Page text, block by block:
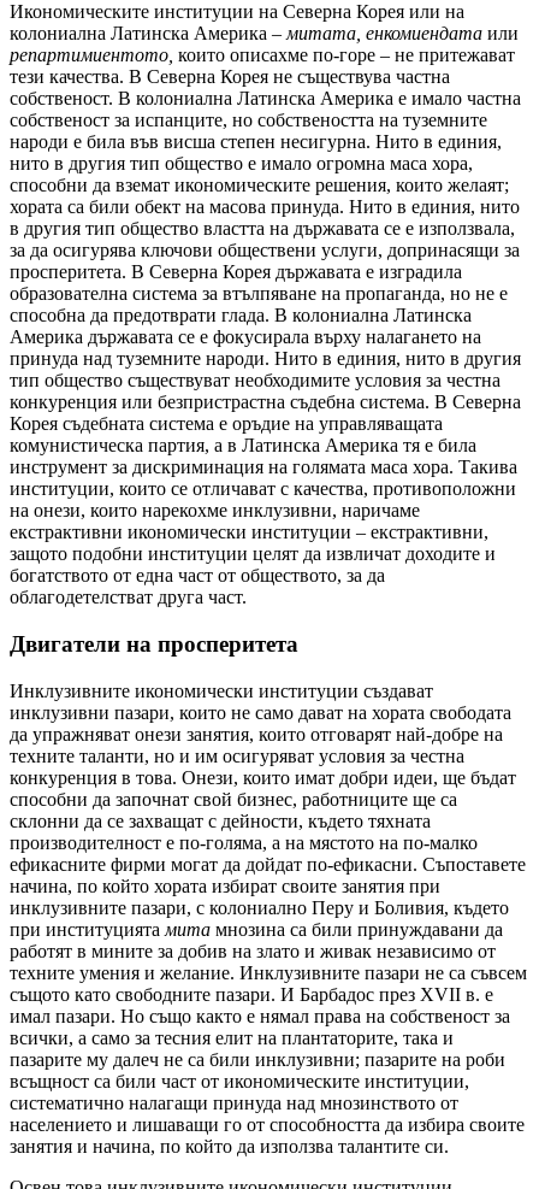
Икономическите институции на Северна Корея или на
колониална Латинска Америка – митата, енкомиендата или
репартимиентото, които описахме по-горе – не притежават
тези качества. В Северна Корея не съществува частна
собственост. В колониална Латинска Америка е имало частна
собственост за испанците, но собствеността на туземните
народи е била във висша степен несигурна. Нито в единия,
нито в другия тип общество е имало огромна маса хора,
способни да вземат икономическите решения, които желаят;
хората са били обект на масова принуда. Нито в единия, нито
в другия тип общество властта на държавата се е използвала,
за да осигурява ключови обществени услуги, допринасящи за
просперитета. В Северна Корея държавата е изградила
образователна система за втълпяване на пропаганда, но не е
способна да предотврати глада. В колониална Латинска
Америка държавата се е фокусирала върху налагането на
принуда над туземните народи. Нито в единия, нито в другия
тип общество съществуват необходимите условия за честна
конкуренция или безпристрастна съдебна система. В Северна
Корея съдебната система е оръдие на управляващата
комунистическа партия, а в Латинска Америка тя е била
инструмент за дискриминация на голямата маса хора. Такива
институции, които се отличават с качества, противоположни
на онези, които нарекохме инклузивни, наричаме
екстрактивни икономически институции – екстрактивни,
защото подобни институции целят да извличат доходите и
богатството от една част от обществото, за да
облагодетелстват друга част.
Двигатели на просперитета
Инклузивните икономически институции създават
инклузивни пазари, които не само дават на хората свободата
да упражняват онези занятия, които отговарят най-добре на
техните таланти, но и им осигуряват условия за честна
конкуренция в това. Онези, които имат добри идеи, ще бъдат
способни да започнат свой бизнес, работниците ще са
склонни да се захващат с дейности, където тяхната
производителност е по-голяма, а на мястото на по-малко
ефикасните фирми могат да дойдат по-ефикасни. Съпоставете
начина, по който хората избират своите занятия при
инклузивните пазари, с колониално Перу и Боливия, където
при институцията мита мнозина са били принуждавани да
работят в мините за добив на злато и живак независимо от
техните умения и желание. Инклузивните пазари не са съвсем
същото като свободните пазари. И Барбадос през XVII в. е
имал пазари. Но също както е нямал права на собственост за
всички, а само за тесния елит на плантаторите, така и
пазарите му далеч не са били инклузивни; пазарите на роби
всъщност са били част от икономическите институции,
систематично налагащи принуда над мнозинството от
населението и лишаващи го от способността да избира своите
занятия и начина, по който да използва талантите си.